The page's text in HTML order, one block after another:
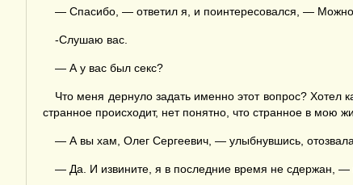
— Спасибо, — ответил я, и поинтересовался, —
-Слушаю вас.
— А у вас был секс?
Что меня дернуло задать именно этот вопрос?
странное происходит, нет понятно, что странное в мою
— А вы хам, Олег Сергеевич, — улыбнувшись,
— Да. И извините, я в последние время не сдержан, —